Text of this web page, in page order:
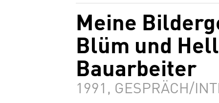
Meine
Blüm und
Bauarbeiter
1991, GESPRÄCH/